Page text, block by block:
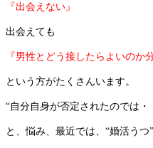
『出会えない』
出会えても
『男性とどう接したらよいのか
という方がたくさんいます。
“自分自身が否定されたのでは・
と、悩み、最近では、“婚活う